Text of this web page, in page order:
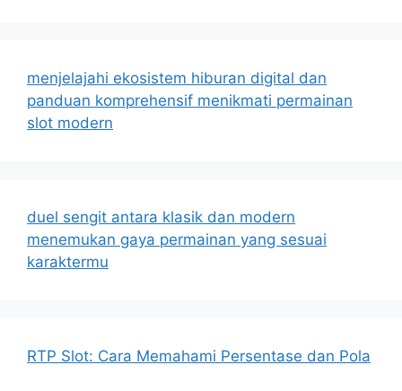
menjelajahi ekosistem hiburan digital dan
panduan komprehensif menikmati permainan
slot modern
duel sengit antara klasik dan modern
menemukan gaya permainan yang sesuai
karaktermu
RTP Slot: Cara Memahami Persentase dan Pola